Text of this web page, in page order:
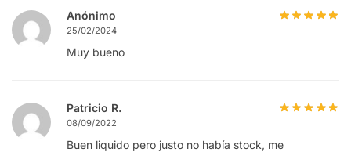
Anónimo
25/02/2024
Muy bueno
Patricio R.
08/09/2022
Buen liquido pero justo no había stock, me